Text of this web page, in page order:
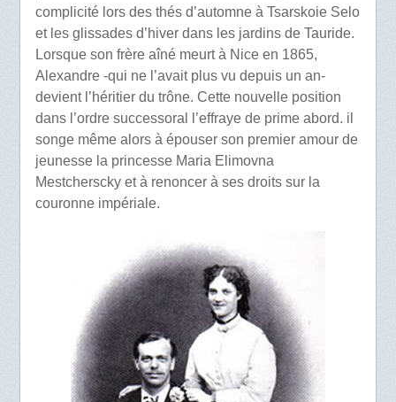
complicité lors des thés d’automne à Tsarskoie Selo
et les glissades d’hiver dans les jardins de Tauride.
Lorsque son frère aîné meurt à Nice en 1865,
Alexandre -qui ne l’avait plus vu depuis un an-
devient l’héritier du trône. Cette nouvelle position
dans l’ordre successoral l’effraye de prime abord. il
songe même alors à épouser son premier amour de
jeunesse la princesse Maria Elimovna
Mestcherscky et à renoncer à ses droits sur la
couronne impériale.